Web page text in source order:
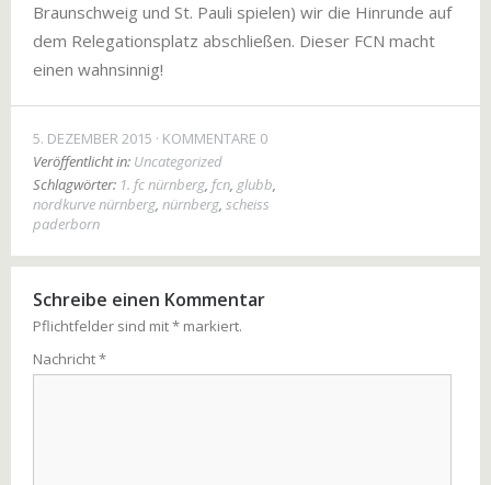
Braunschweig und St. Pauli spielen) wir die Hinrunde auf
dem Relegationsplatz abschließen. Dieser FCN macht
einen wahnsinnig!
5. DEZEMBER 2015
KOMMENTARE 0
Veröffentlicht in: Uncategorized
Schlagwörter: 1. fc nürnberg, fcn, glubb,
nordkurve nürnberg, nürnberg, scheiss
paderborn
Schreibe einen Kommentar
Pflichtfelder sind mit* markiert.
Nachricht*